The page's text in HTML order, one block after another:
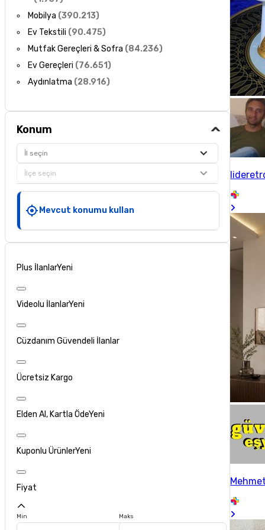
Mobilya (390.213)
Ev Tekstili (90.475)
Mutfak Gereçleri & Sofra (84.236)
Ev Gereçleri (76.651)
Aydınlatma (28.916)
Konum
İl seçin
İlçe seçin
Mevcut konumu kullan
Plus İlanlarYeni
Videolu İlanlarYeni
Cüzdanım Güvendeli İlanlar
Ücretsiz Kargo
Elden Al, Kartla ÖdeYeni
Kuponlu ÜrünlerYeni
Fiyat
Min Maks